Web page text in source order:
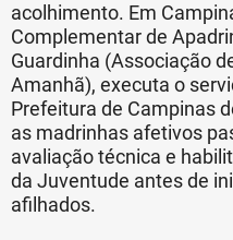
acolhimento. Em
Complementar de
Guardinha (Associação
Amanhã), executa o
Prefeitura de Campinas
as madrinhas afetivos
avaliação técnica e
da Juventude antes de
afilhados.